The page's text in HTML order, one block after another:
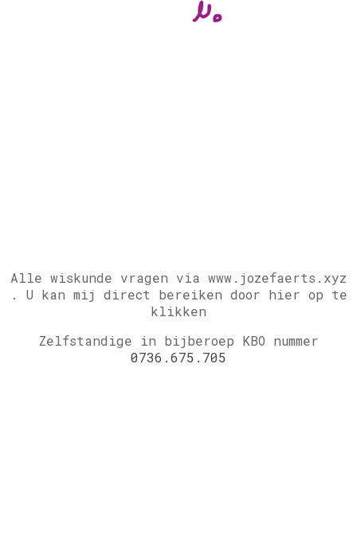
Alle wiskunde vragen via www.jozefaerts.xyz
. U kan mij direct bereiken door hier op te
klikken
Zelfstandige in bijberoep KBO nummer
0736.675.705